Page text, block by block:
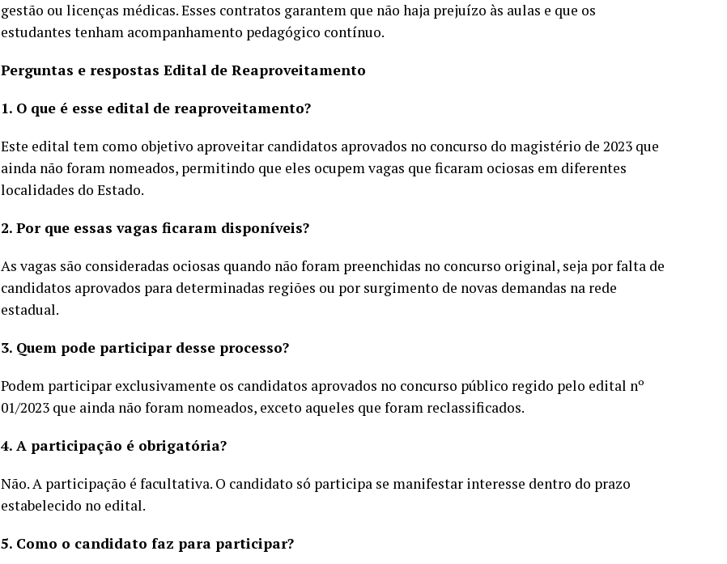
gestão ou licenças médicas. Esses contratos garantem que não haja prejuízo às aulas e que os
estudantes tenham acompanhamento pedagógico contínuo.
Perguntas e respostas Edital de Reaproveitamento
1. O que é esse edital de reaproveitamento?
Este edital tem como objetivo aproveitar candidatos aprovados no concurso do magistério de 2023 que
ainda não foram nomeados, permitindo que eles ocupem vagas que ficaram ociosas em diferentes
localidades do Estado.
2. Por que essas vagas ficaram disponíveis?
As vagas são consideradas ociosas quando não foram preenchidas no concurso original, seja por falta de
candidatos aprovados para determinadas regiões ou por surgimento de novas demandas na rede
estadual.
3. Quem pode participar desse processo?
Podem participar exclusivamente os candidatos aprovados no concurso público regido pelo edital nº
01/2023 que ainda não foram nomeados, exceto aqueles que foram reclassificados.
4. A participação é obrigatória?
Não. A participação é facultativa. O candidato só participa se manifestar interesse dentro do prazo
estabelecido no edital.
5. Como o candidato faz para participar?